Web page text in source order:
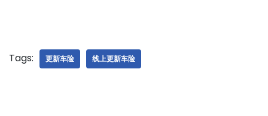
Tags: 更新车险 线上更新车险